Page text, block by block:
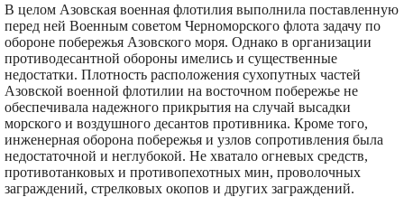
В целом Азовская военная флотилия выполнила поставленную
перед ней Военным советом Черноморского флота задачу по
обороне побережья Азовского моря. Однако в организации
противодесантной обороны имелись и существенные
недостатки. Плотность расположения сухопутных частей
Азовской военной флотилии на восточном побережье не
обеспечивала надежного прикрытия на случай высадки
морского и воздушного десантов противника. Кроме того,
инженерная оборона побережья и узлов сопротивления была
недостаточной и неглубокой. Не хватало огневых средств,
противотанковых и противопехотных мин, проволочных
заграждений, стрелковых окопов и других заграждений.